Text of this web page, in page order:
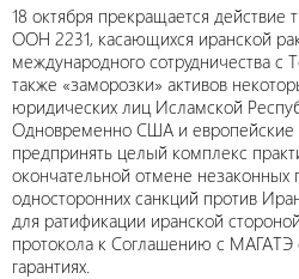
18 октября прекращается
ООН 2231, касающихся иранской
международного сотрудничества с
также «заморозки» активов
юридических лиц Исламской
Одновременно США и европейские
предпринять целый комплекс
окончательной отмене незаконных
односторонних санкций против
для ратификации иранской
протокола к Соглашению с
гарантиях.